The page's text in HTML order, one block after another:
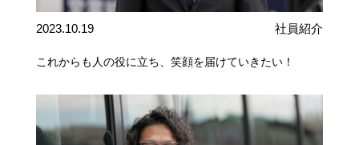
2023.10.19 社員紹介
これからも人の役に立ち、笑顔を届けていきたい！